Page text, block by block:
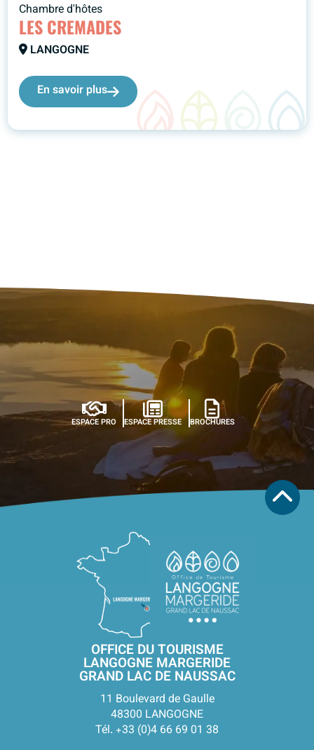
Chambre d'hôtes
LES CREMADES
LANGOGNE
En savoir plus
ESPACE PRO ESPACE PRESSE BROCHURES
OFFICE DU TOURISME
LANGOGNE MARGERIDE
GRAND LAC DE NAUSSAC
11 Boulevard de Gaulle
48300 LANGOGNE
Tél. +33 (0)4 66 69 01 38